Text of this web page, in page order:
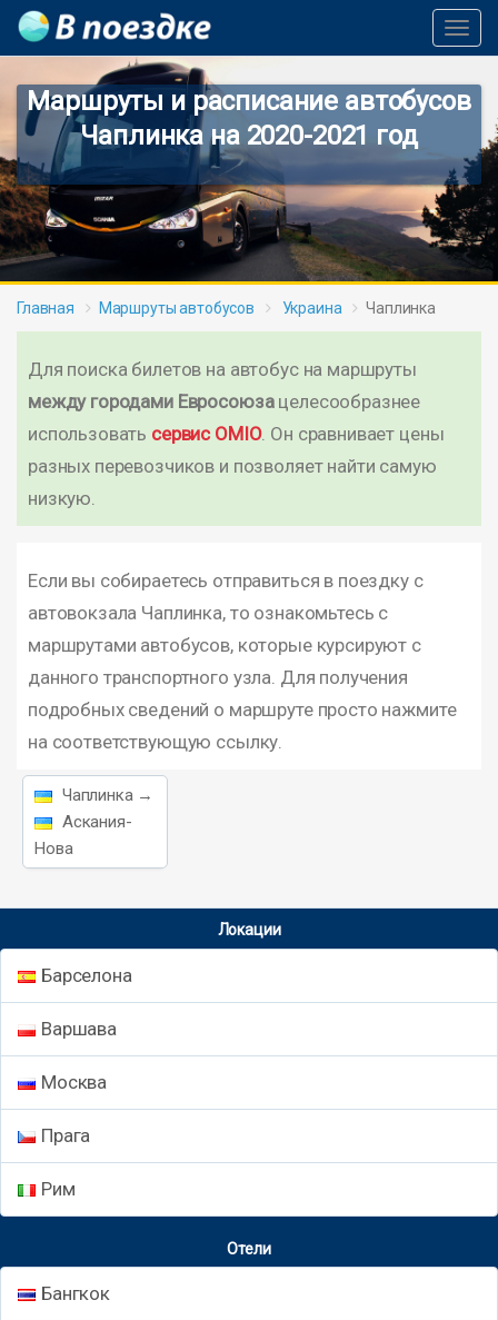
Маршруты и расписание автобусов
Чаплинка на 2020-2021 год
Главная Маршруты автобусов Украина Чаплинка
Для поиска билетов на автобус на маршруты
между городами Евросоюзацелесообразнее
использовать сервис OMIO. Он сравнивает цены
разных перевозчиков и позволяет найти самую
низкую.
Если вы собираетесь отправиться в поездку с
автовокзала Чаплинка, то ознакомьтесь с
маршрутами автобусов, которые курсируют с
данного транспортного узла. Для получения
подробных сведений о маршруте просто нажмите
на соответствующую ссылку.
Чаплинка →
Аскания-
Нова
Локации
Барселона
Варшава
Москва
Прага
Рим
Отели
Бангкок